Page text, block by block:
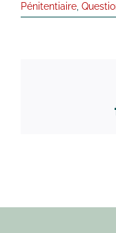
Pénitentiaire